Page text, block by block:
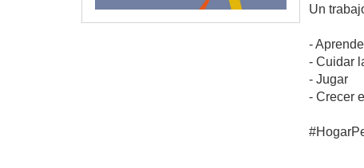
Un
-
- Cuidar
- Jugar
- Crecer